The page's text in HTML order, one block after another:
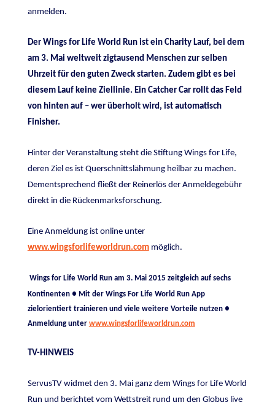
anmelden.
Der Wings for Life World Run ist ein Charity Lauf, bei dem
am 3. Mai weltweit zigtausend Menschen zur selben
Uhrzeit für den guten Zweck starten. Zudem gibt es bei
diesem Lauf keine Ziellinie. Ein Catcher Car rollt das Feld
von hinten auf – wer überholt wird, ist automatisch
Finisher.
Hinter der Veranstaltung steht die Stiftung Wings for Life,
deren Ziel es ist Querschnittslähmung heilbar zu machen.
Dementsprechend fließt der Reinerlös der Anmeldegebühr
direkt in die Rückenmarksforschung.
Eine Anmeldung ist online unter
www.wingsforlifeworldrun.commöglich.
Wings for Life World Run am 3. Mai 2015 zeitgleich auf sechs
Kontinenten ● Mit der Wings For Life World Run App
zielorientiert trainieren und viele weitere Vorteile nutzen ●
Anmeldung unter www.wingsforlifeworldrun.com
TV-HINWEIS
ServusTV widmet den 3. Mai ganz dem Wings for Life World
Run und berichtet vom Wettstreit rund um den Globus live